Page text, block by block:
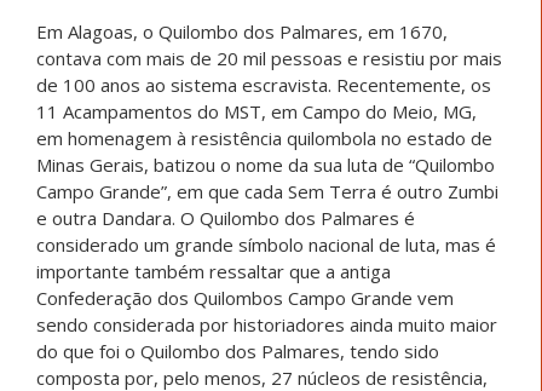
Em Alagoas, o Quilombo dos Palmares, em 1670,
contava com mais de 20 mil pessoas e resistiu por mais
de 100 anos ao sistema escravista. Recentemente, os
11 Acampamentos do MST, em Campo do Meio, MG,
em homenagem à resistência quilombola no estado de
Minas Gerais, batizou o nome da sua luta de “Quilombo
Campo Grande”, em que cada Sem Terra é outro Zumbi
e outra Dandara. O Quilombo dos Palmares é
considerado um grande símbolo nacional de luta, mas é
importante também ressaltar que a antiga
Confederação dos Quilombos Campo Grande vem
sendo considerada por historiadores ainda muito maior
do que foi o Quilombo dos Palmares, tendo sido
composta por, pelo menos, 27 núcleos de resistência,